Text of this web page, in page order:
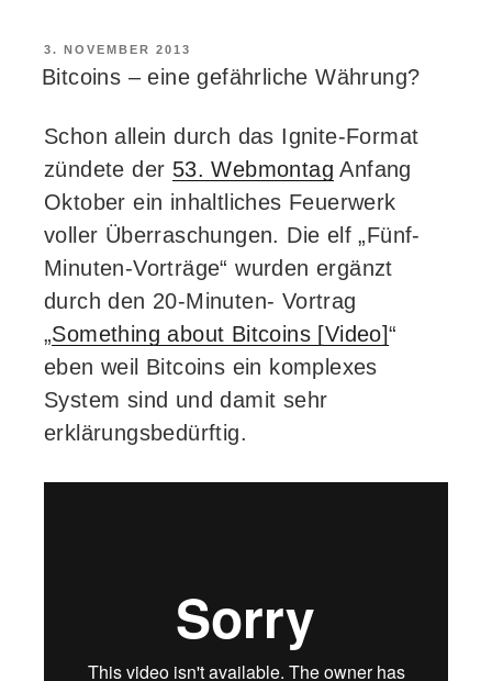
VERÖFFENTLICHT
AM
3. NOVEMBER 2013
Bitcoins – eine gefährliche Währung?
Schon allein durch das Ignite-Format
zündete der 53. Webmontag Anfang
Oktober ein inhaltliches Feuerwerk
voller Überraschungen. Die elf „Fünf-
Minuten-Vorträge“ wurden ergänzt
durch den 20-Minuten- Vortrag
„Something about Bitcoins [Video]“
eben weil Bitcoins ein komplexes
System sind und damit sehr
erklärungsbedürftig.